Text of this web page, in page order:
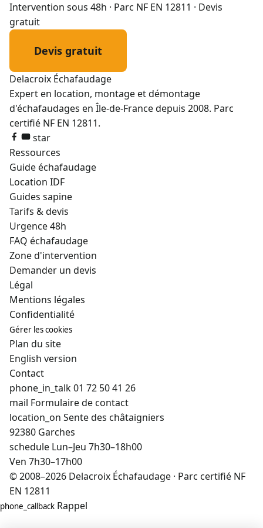
Intervention sous 48h · Parc NF EN 12811 · Devis
gratuit
Devis gratuit
Delacroix Échafaudage
Expert en location, montage et démontage
d'échafaudages en Île-de-France depuis 2008. Parc
certifié NF EN 12811.
star
Ressources
Guide échafaudage
Location IDF
Guides sapine
Tarifs & devis
Urgence 48h
FAQ échafaudage
Zone d'intervention
Demander un devis
Légal
Mentions légales
Confidentialité
Gérer les cookies
Plan du site
English version
Contact
phone_in_talk01 72 50 41 26
mail Formulaire de contact
location_on Sente des châtaigniers
92380 Garches
schedule Lun–Jeu 7h30–18h00
Ven 7h30–17h00
© 2008–2026 Delacroix Échafaudage · Parc certifié NF
EN 12811
phone_callback Rappel